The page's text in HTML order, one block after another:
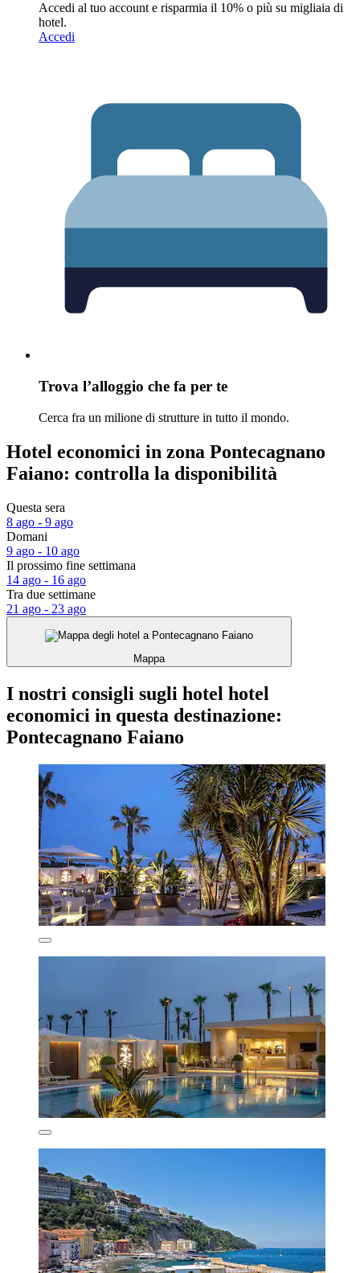
Accedi al tuo account e risparmia il 10% o più su migliaia di
hotel.
Accedi
Trova l’alloggio che fa per te
Cerca fra un milione di strutture in tutto il mondo.
Hotel economici in zona Pontecagnano
Faiano: controlla la disponibilità
Questa sera
8 ago - 9 ago
Domani
9 ago - 10 ago
Il prossimo fine settimana
14 ago - 16 ago
Tra due settimane
21 ago - 23 ago
Mappa
I nostri consigli sugli hotel hotel
economici in questa destinazione:
Pontecagnano Faiano